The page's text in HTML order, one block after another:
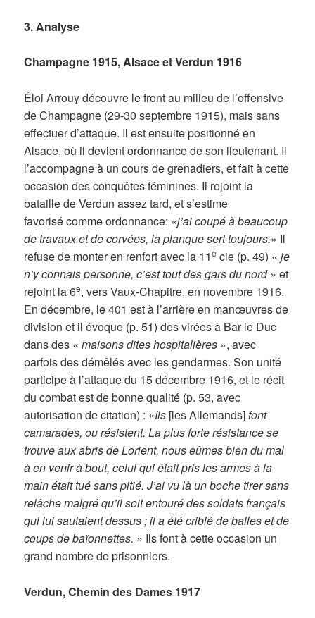
3. Analyse
Champagne 1915, Alsace et Verdun 1916
Éloi Arrouy découvre le front au milieu de l’offensive
de Champagne (29-30 septembre 1915), mais sans
effectuer d’attaque. Il est ensuite positionné en
Alsace, où il devient ordonnance de son lieutenant. Il
l’accompagne à un cours de grenadiers, et fait à cette
occasion des conquêtes féminines. Il rejoint la
bataille de Verdun assez tard, et s’estime
favorisé comme ordonnance: «j’ai coupé à beaucoup
de travaux et de corvées, la planque sert toujours.» Il
refuse de monter en renfort avec la 11e cie (p. 49) «je
n’y connais personne, c’est tout des gars du nord » et
rejoint la 6e, vers Vaux-Chapitre, en novembre 1916.
En décembre, le 401 est à l’arrière en manœuvres de
division et il évoque (p. 51) des virées à Bar le Duc
dans des « maisons dites hospitalières », avec
parfois des démêlés avec les gendarmes. Son unité
participe à l’attaque du 15 décembre 1916, et le récit
du combat est de bonne qualité (p. 53, avec
autorisation de citation) : «Ils [les Allemands]font
camarades, ou résistent. La plus forte résistance se
trouve aux abris de Lorient, nous eûmes bien du mal
à en venir à bout, celui qui était pris les armes à la
main était tué sans pitié. J’ai vu là un boche tirer sans
relâche malgré qu’il soit entouré des soldats français
qui lui sautaient dessus ; il a été criblé de balles et de
coups de baïonnettes. » Ils font à cette occasion un
grand nombre de prisonniers.
Verdun, Chemin des Dames 1917